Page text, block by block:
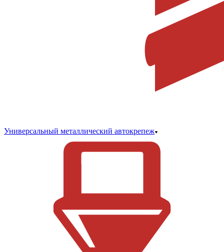
Универсальный металлический автокрепеж